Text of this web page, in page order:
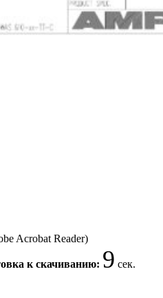
Acrobat Reader)
к скачиванию: 9 сек.